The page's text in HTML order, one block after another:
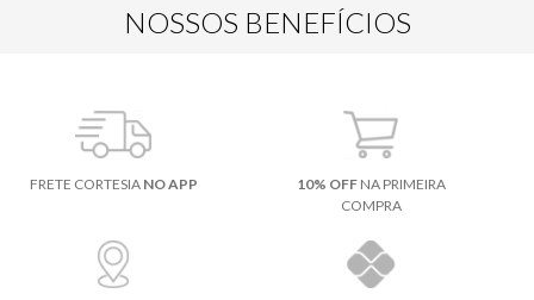
NOSSOS BENEFÍCIOS
FRETE CORTESIA NO APP 10% OFFNA PRIMEIRA
COMPRA